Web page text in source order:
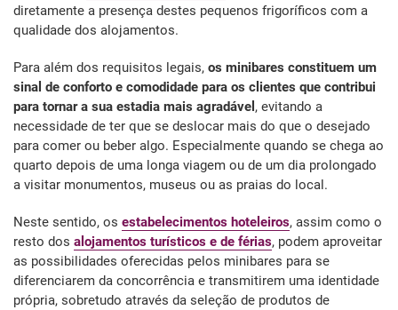
diretamente a presença destes pequenos frigoríficos com a
qualidade dos alojamentos.
Para além dos requisitos legais, os minibares constituem um
sinal de conforto e comodidade para os clientes que contribui
para tornar a sua estadia mais agradável , evitando a
necessidade de ter que se deslocar mais do que o desejado
para comer ou beber algo. Especialmente quando se chega ao
quarto depois de uma longa viagem ou de um dia prolongado
a visitar monumentos, museus ou as praias do local.
Neste sentido, os estabelecimentos hoteleiros, assim como o
resto dos alojamentos turísticos e de férias, podem aproveitar
as possibilidades oferecidas pelos minibares para se
diferenciarem da concorrência e transmitirem uma identidade
própria, sobretudo através da seleção de produtos de